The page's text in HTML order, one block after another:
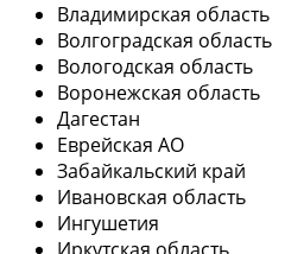
Владимирская область
Волгоградская область
Вологодская область
Воронежская область
Дагестан
Еврейская АО
Забайкальский край
Ивановская область
Ингушетия